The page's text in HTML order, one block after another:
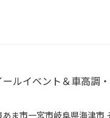
ールイベント＆車高調